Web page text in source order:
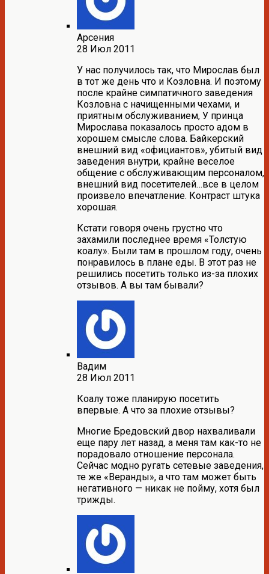
Арсения
28 Июл 2011
У нас получилось так, что Мирослав был
в тот же день что и Козловна. И поэтому
после крайне симпатичного заведения
Козловна с начищенными чехами, и
приятным обслуживанием, У принца
Мирослава показалось просто адом в
хорошем смысле слова. Байкерский
внешний вид «официантов», убитый вид
заведения внутри, крайне веселое
общение с обслуживающим персоналом,
внешний вид посетителей…все в целом
произвело впечатление. Контраст штука
хорошая.
Кстати говоря очень грустно что
захамили последнее время «Толстую
коалу». Были там в прошлом году, очень
понравилось в плане еды. В этот раз не
решились посетить только из-за плохих
отзывов. А вы там бывали?
Вадим
28 Июл 2011
Коалу тоже планирую посетить
впервые. А что за плохие отзывы?
Многие Бредовский двор нахваливали
еще пару лет назад, а меня там как-то не
порадовало отношение персонала.
Сейчас модно ругать сетевые заведения,
те же «Веранды», а что там может быть
негативного — никак не пойму, хотя был
трижды.